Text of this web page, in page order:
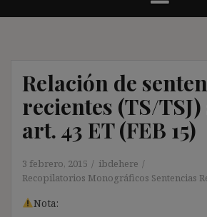
Relación de
recientes (TS/
art. 43 ET (FEB 15)
3 febrero, 2015
ibdehere
Recopilatorios Monográficos Sentencias
Nota: